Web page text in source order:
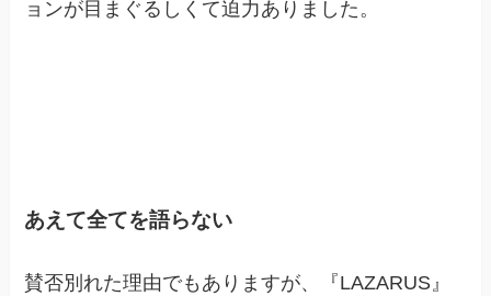
ョンが目まぐるしくて迫力ありました。
あえて全てを語らない
賛否別れた理由でもありますが、『LAZARUS』